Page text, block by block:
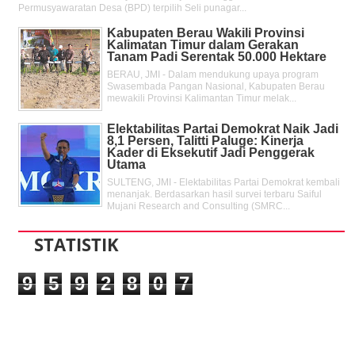
Permusyawaratan Desa (BPD) terpilih Seli punagar...
Kabupaten Berau Wakili Provinsi
Kalimatan Timur dalam Gerakan
Tanam Padi Serentak 50.000 Hektare
BERAU, JMI - Dalam mendukung upaya program
Swasembada Pangan Nasional, Kabupaten Berau
mewakili Provinsi Kalimantan Timur melak...
Elektabilitas Partai Demokrat Naik Jadi
8,1 Persen, Talitti Paluge: Kinerja
Kader di Eksekutif Jadi Penggerak
Utama
SULTENG, JMI - Elektabilitas Partai Demokrat kembali
menanjak. Berdasarkan hasil survei terbaru Saiful
Mujani Research and Consulting (SMRC...
STATISTIK
9 5 9 2 8 0 7